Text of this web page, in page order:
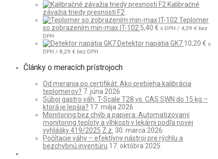
Kalibračné
závažia triedy presnosti F2
Teplomer
so zobrazením min-max IT-102 5,40 € s DPH / 4,39 € bez
DPH
Detektor napätia GK7 10,20 € s
DPH / 8,29 € bez DPH
Články o meracích prístrojoch
Od merania po certifikát: Ako prebieha kalibrácia
teplomerov? 7. júna 2026
Súboj gastro váh: T-Scale T28 vs. CAS SWN do 15 kg –
ktorá je lepšia? 17. mája 2026
Monitoring bez chýb a papiera: Automatizovaný
monitoring teploty a vlhkosti v lekárni podľa novej
vyhlášky 419/2025 Z.z. 30. marca 2026
Počítacie váhy – efektívny nástroj pre rýchlu a
bezchybnú inventúru 17. októbra 2025